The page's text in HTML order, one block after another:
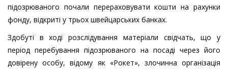
підозрюваного почали перераховувати кошти на рахунки
фонду, відкриті у трьох швейцарських банках.
Здобуті в ході розслідування матеріали свідчать, що у
період перебування підозрюваного на посаді через його
довірену особу, відому як «Рокет», злочинна організація